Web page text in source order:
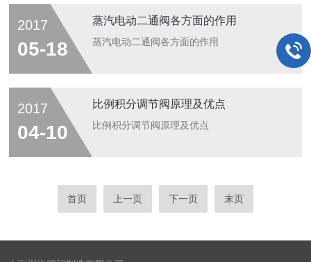
2017
05-18
蒸汽电动二通阀各方面的作用
蒸汽电动二通阀各方面的作用
2017
04-10
比例积分调节阀原理及优点
比例积分调节阀原理及优点
首页 上一页 下一页 末页